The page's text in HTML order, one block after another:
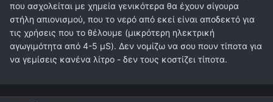
που ασχολείται με χημεία γενικότερα θα έχουν σίγουρα
στήλη απιονισμού, που το νερό από εκεί είναι αποδεκτό για
τις χρήσεις που το θέλουμε (μικρότερη ηλεκτρική
αγωγιμότητα από 4-5 μS). Δεν νομίζω να σου πουν τίποτα για
να γεμίσεις κανένα λίτρο - δεν τους κοστίζει τίποτα.